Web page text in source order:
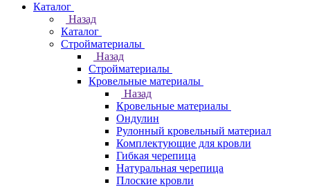
Каталог
Назад
Каталог
Стройматериалы
Назад
Стройматериалы
Кровельные материалы
Назад
Кровельные материалы
Ондулин
Рулонный кровельный материал
Комплектующие для кровли
Гибкая черепица
Натуральная черепица
Плоские кровли